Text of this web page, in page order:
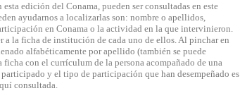
edición del Conama, pueden ser consultadas en este
ayudarnos a localizarlas son: nombre o apellidos,
en Conama o la actividad en la que intervinieron.
a la ficha de institución de cada uno de ellos. Al pinchar en
alfabéticamente por apellido (también se puede
con el currículum de la persona acompañado de una
y el tipo de participación que han desempeñado es
consultada.